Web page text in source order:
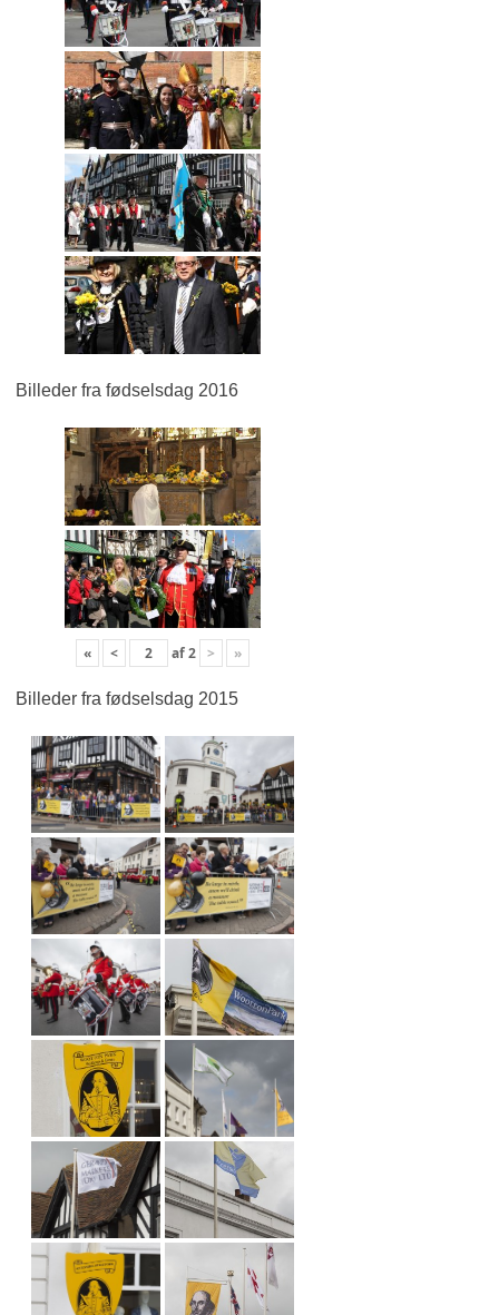
Billeder fra fødselsdag 2016
« < af2 > »
Billeder fra fødselsdag 2015